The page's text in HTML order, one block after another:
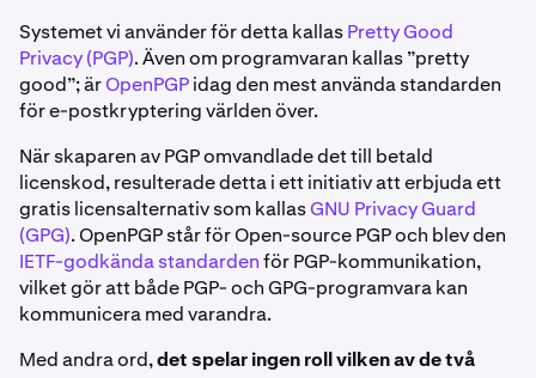
Systemet vi använder för detta kallasPretty Good
Privacy (PGP). Även om programvaran kallas ”pretty
good”; ärOpenPGPidag den mest använda standarden
för e-postkryptering världen över.
När skaparen av PGP omvandlade det till betald
licenskod, resulterade detta i ett initiativ att erbjuda ett
gratis licensalternativ som kallasGNU Privacy Guard
(GPG). OpenPGP står för Open-source PGP och blev den
IETF-godkända standardenför PGP-kommunikation,
vilket gör att både PGP- och GPG-programvara kan
kommunicera med varandra.
Med andra ord,det spelar ingen roll vilken av de två